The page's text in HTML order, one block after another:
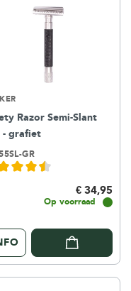
Razor Semi-Slant
- grafiet
GR
€ 34,95
Op voorraad